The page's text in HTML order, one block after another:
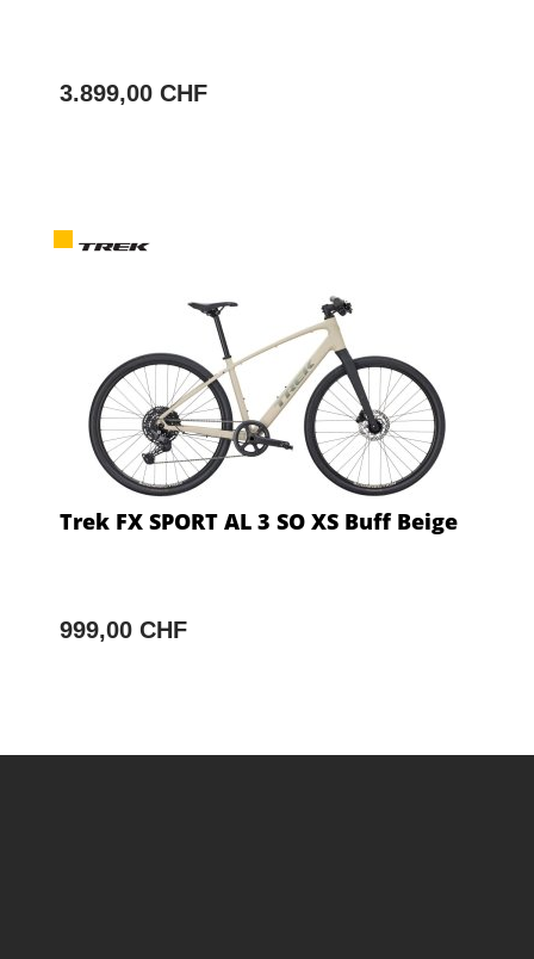
3.899,00 CHF
Trek FX SPORT AL 3 SO XS Buff Beige
999,00 CHF